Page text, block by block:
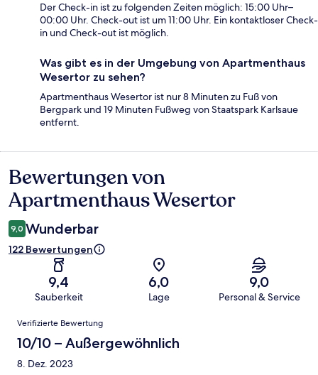
Der Check-in ist zu folgenden Zeiten möglich: 15:00 Uhr–
00:00 Uhr. Check-out ist um 11:00 Uhr. Ein kontaktloser Check-
in und Check-out ist möglich.
Was gibt es in der Umgebung von Apartmenthaus
Wesertor zu sehen?
Apartmenthaus Wesertor ist nur 8 Minuten zu Fuß von
Bergpark und 19 Minuten Fußweg von Staatspark Karlsaue
entfernt.
Bewertungen
Bewertungen von
Apartmenthaus Wesertor
9,0 Wunderbar
122 Bewertungen
9,4
Sauberkeit
6,0
Lage
9,0
Personal & Service
Bewertungen
Verifizierte Bewertung
10/10 – Außergewöhnlich
8. Dez. 2023